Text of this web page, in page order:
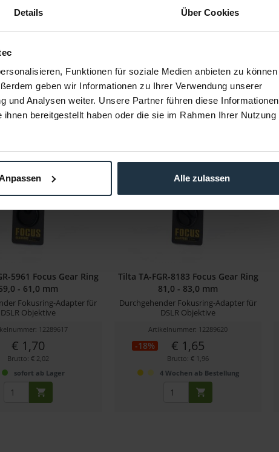
Details Über Cookies
Funktionen für soziale Medien anbieten zu können
geben wir Informationen zu Ihrer Verwendung unserer
und Analysen weiter. Unsere Partner führen diese Informationen
bereitgestellt haben oder die sie im Rahmen Ihrer Nutzung
Alle zulassen
5961 Focus Gear Ring
- 61,0 mm
Fokusring-Adapter für
DSLR Objektive
12289617
€ 1,70
Brutto: € 2,02
sofort ab Lager
Tilta TA-FGR-8183 Focus Gear Ring
81,0 - 83,0 mm
Durchgehender Fokusring-Adapter für
DSLR Objektive
Artikelnummer: 12289620
-18% € 1,65
Brutto: € 1,96
4 Wochen ab Bestellung